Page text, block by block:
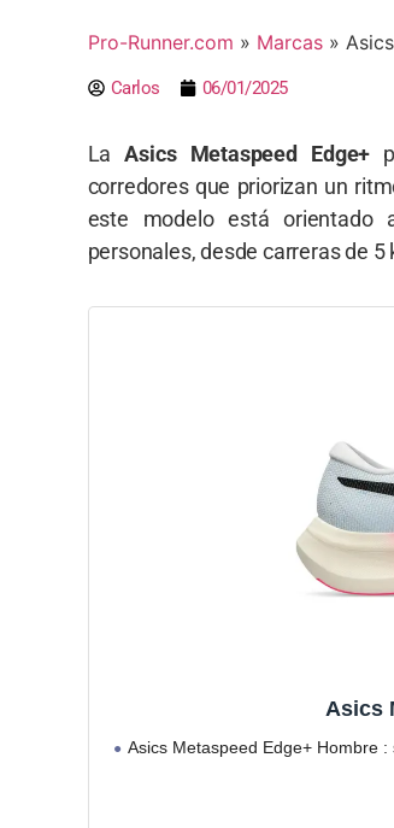
Pro-Runner.com » Marcas»
Carlos 06/01/2025
LaAsics Metaspeed Edge+
corredores que priorizan un
este modelo está orientado
personales, desde carreras de
Asics
Asics Metaspeed Edge+ Hombre